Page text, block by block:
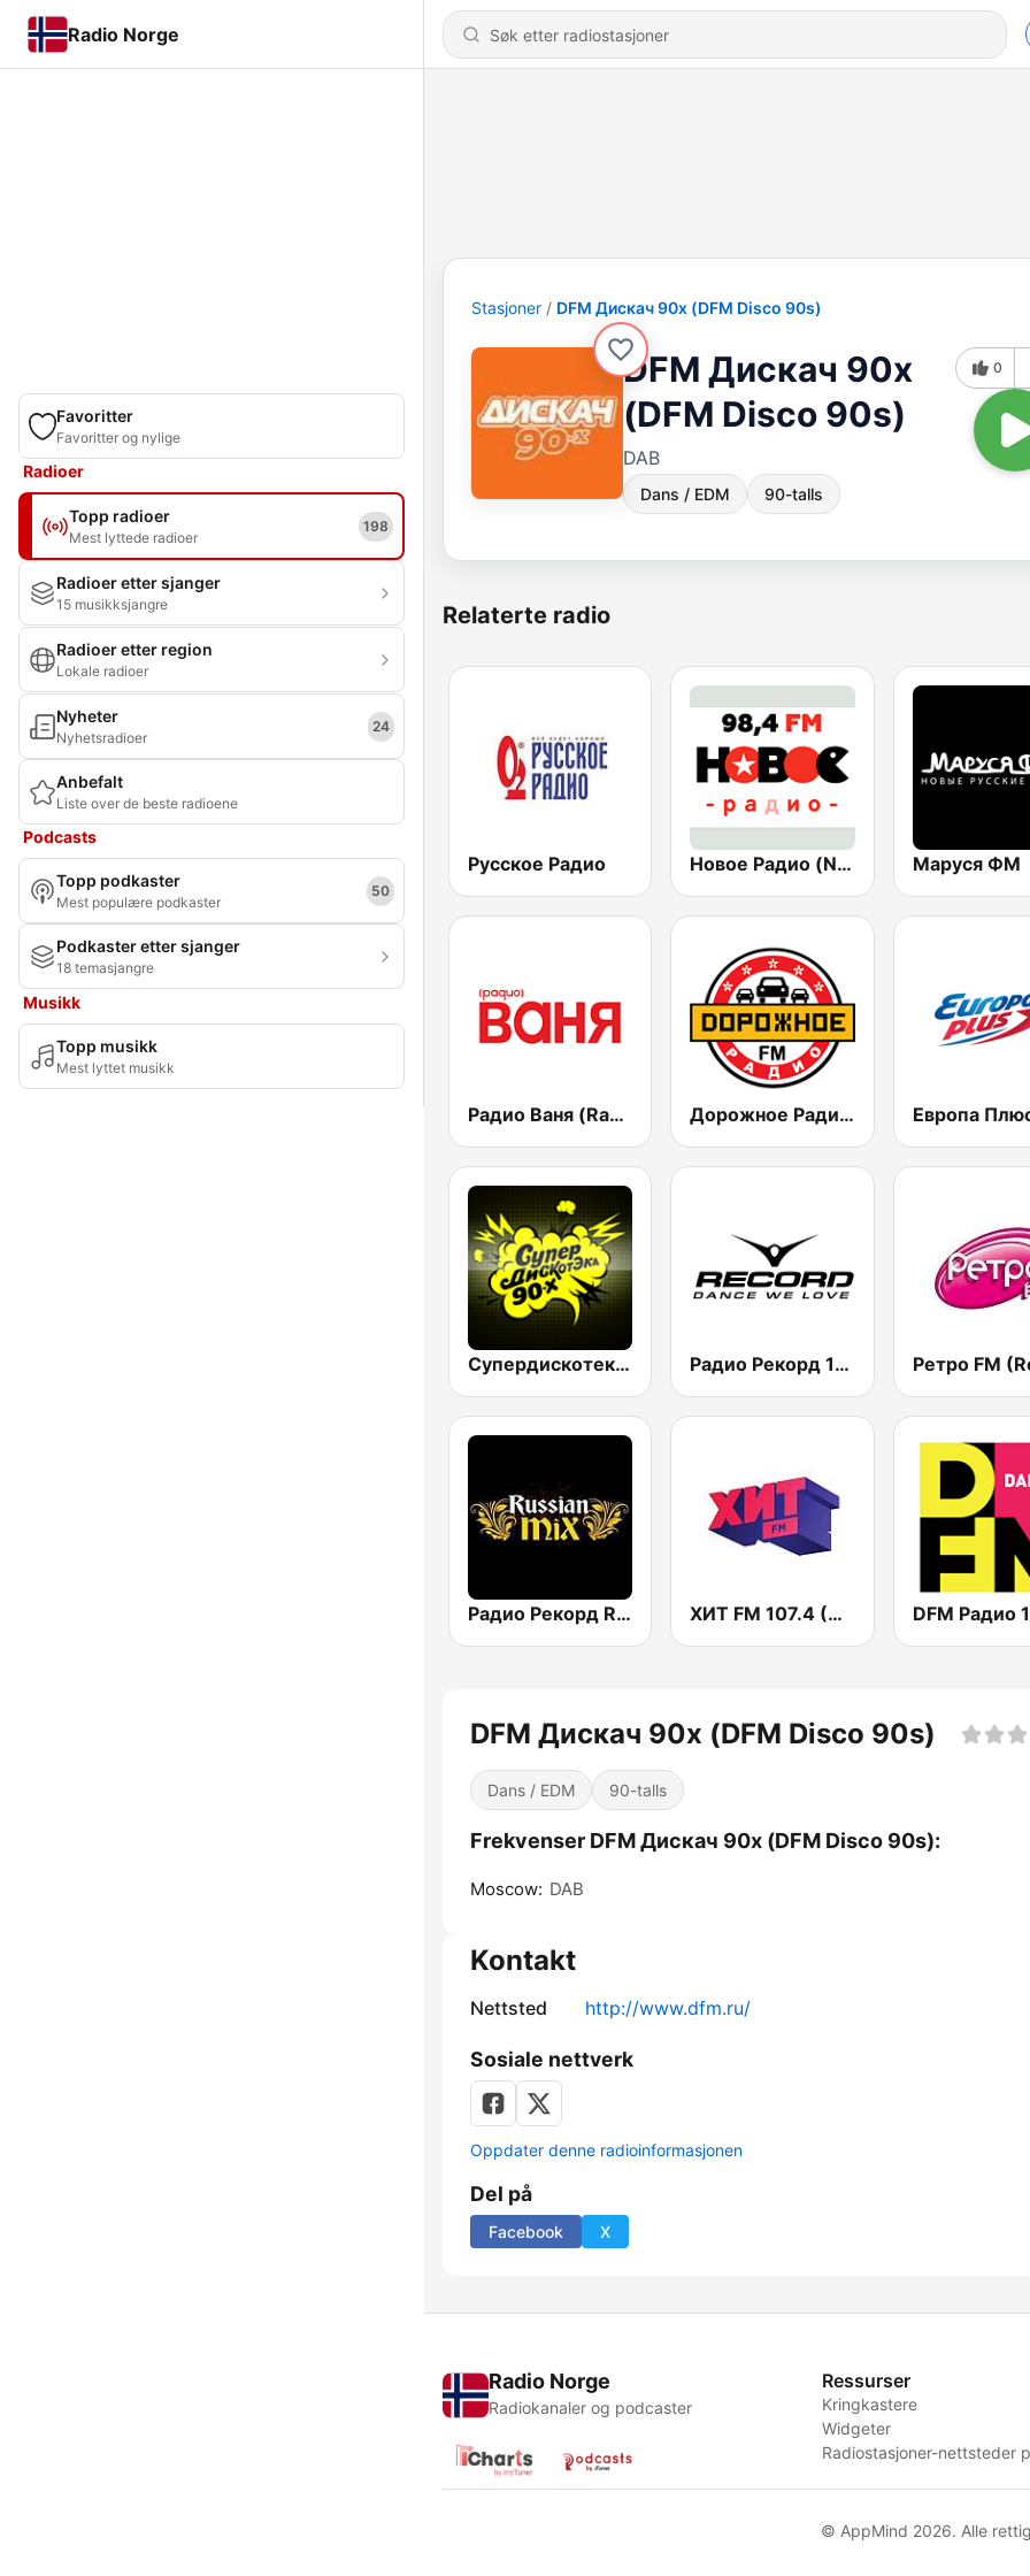
Radio Norge
Favoritter
Favoritter og nylige
Radioer
Topp radioer
Mest lyttede radioer
198
Radioer etter sjanger
15 musikksjangre
Radioer etter region
Lokale radioer
Nyheter
Nyhetsradioer
24
Anbefalt
Liste over de beste radioene
Podcasts
Topp podkaster
Mest populære podkaster
50
Podkaster etter sjanger
18 temasjangre
Musikk
Topp musikk
Mest lyttet musikk
Stasjoner DFM Дискач 90х (DFM Disco 90s)
DFM Дискач 90х
(DFM Disco 90s)
DAB
Dans / EDM 90-talls
0
Relaterte radio
Русское Радио Новое Радио (New Radio, Novoe Radio) Маруся ФМ
Радио Ваня (Radio Vanya) Дорожное Радио (Dorojnoe Radio)
Супердискотека 90х Радио Рекорд (Radio Record 90s Superdisco) Радио Рекорд 101.9 (Radio Record)
Радио Рекорд Russian Mix (Radio Record Russian Mix) ХИТ FM 107.4 (Hit FM)
DFM Дискач 90х (DFM Disco 90s)
Dans / EDM 90-talls
Frekvenser DFM Дискач 90х (DFM Disco 90s):
Moscow: DAB
Kontakt
Nettsted http://www.dfm.ru/
Sosiale nettverk
Oppdater denne radioinformasjonen
Del på
Facebook X
Radio Norge
Radiokanaler og podcaster
Ressurser
Kringkastere
Widgeter
Radiostasjoner-nettsteder
© AppMind 2026. Alle